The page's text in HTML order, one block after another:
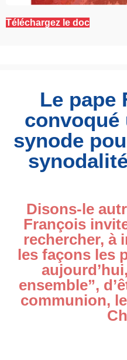
Téléchargez le doc
Le pape
convoqué
synode
Disons-le
François
rechercher, à
les façons les
ensemble”,
communion,